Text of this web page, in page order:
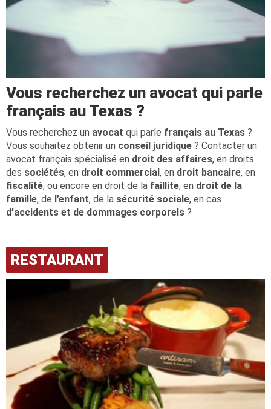
Vous recherchez un avocat qui parle
français au Texas ?
Vous recherchez un avocat qui parle français au Texas ?
Vous souhaitez obtenir un conseil juridique ? Contacter un
avocat français spécialisé en droit des affaires, en droits
des sociétés, en droit commercial, en droit bancaire, en
fiscalité, ou encore en droit de la faillite, en droit de la
famille, de l’enfant, de la sécurité sociale, en cas
d’accidents et de dommages corporels ?
RESTAURANT